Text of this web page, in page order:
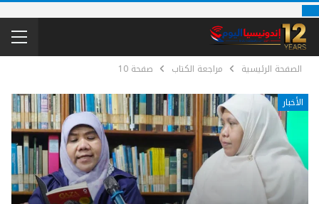
الصفحة الرئيسية مراجعة الكتاب صفحة 10
الأخبار